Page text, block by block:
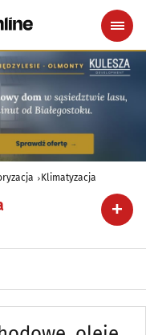
Klimatyzacja